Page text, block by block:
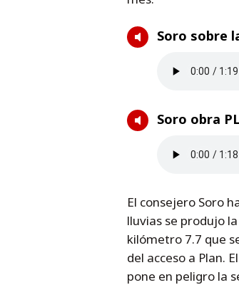
Soro sobre
Soro obra
El consejero Soro
lluvias se produjo
kilómetro 7.7 que
del acceso a Plan.
pone en peligro la